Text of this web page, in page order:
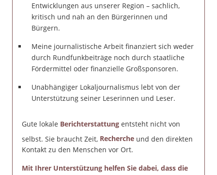
Entwicklungen aus unserer Region – sachlich,
kritisch und nah an den Bürgerinnen und
Bürgern.
Meine journalistische Arbeit finanziert sich weder
durch Rundfunkbeiträge noch durch staatliche
Fördermittel oder finanzielle Großsponsoren.
Unabhängiger Lokaljournalismus lebt von der
Unterstützung seiner Leserinnen und Leser.
Gute lokale Berichterstattungentsteht nicht von
selbst. Sie braucht Zeit, Rechercheund den direkten
Kontakt zu den Menschen vor Ort.
Mit Ihrer Unterstützung helfen Sie dabei, dass die